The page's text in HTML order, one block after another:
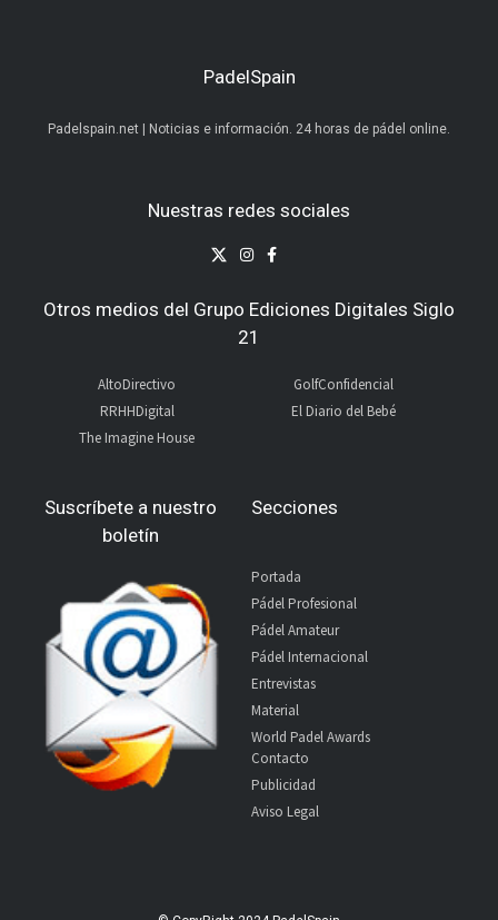
PadelSpain
Padelspain.net | Noticias e información. 24 horas de pádel online.
Nuestras redes sociales
Otros medios del Grupo Ediciones Digitales Siglo
21
AltoDirectivo
RRHHDigital
The Imagine House
GolfConfidencial
El Diario del Bebé
Suscríbete a nuestro
boletín
Secciones
Portada
Pádel Profesional
Pádel Amateur
Pádel Internacional
Entrevistas
Material
World Padel Awards
Contacto
Publicidad
Aviso Legal